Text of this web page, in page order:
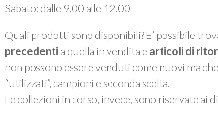
Sabato: dalle 9.00 alle 12.00
Quali prodotti sono disponibili? E’ possibile
precedenti a quella in vendita e articoli di
non possono essere venduti come nuovi ma
“utilizzati”, campioni e seconda scelta.
Le collezioni in corso, invece, sono riservate ai